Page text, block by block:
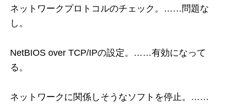
ネットワークプロトコルのチェック。……問題な
し。
NetBIOS over TCP/IPの設定。……有効になって
る。
ネットワークに関係しそうなソフトを停止。……